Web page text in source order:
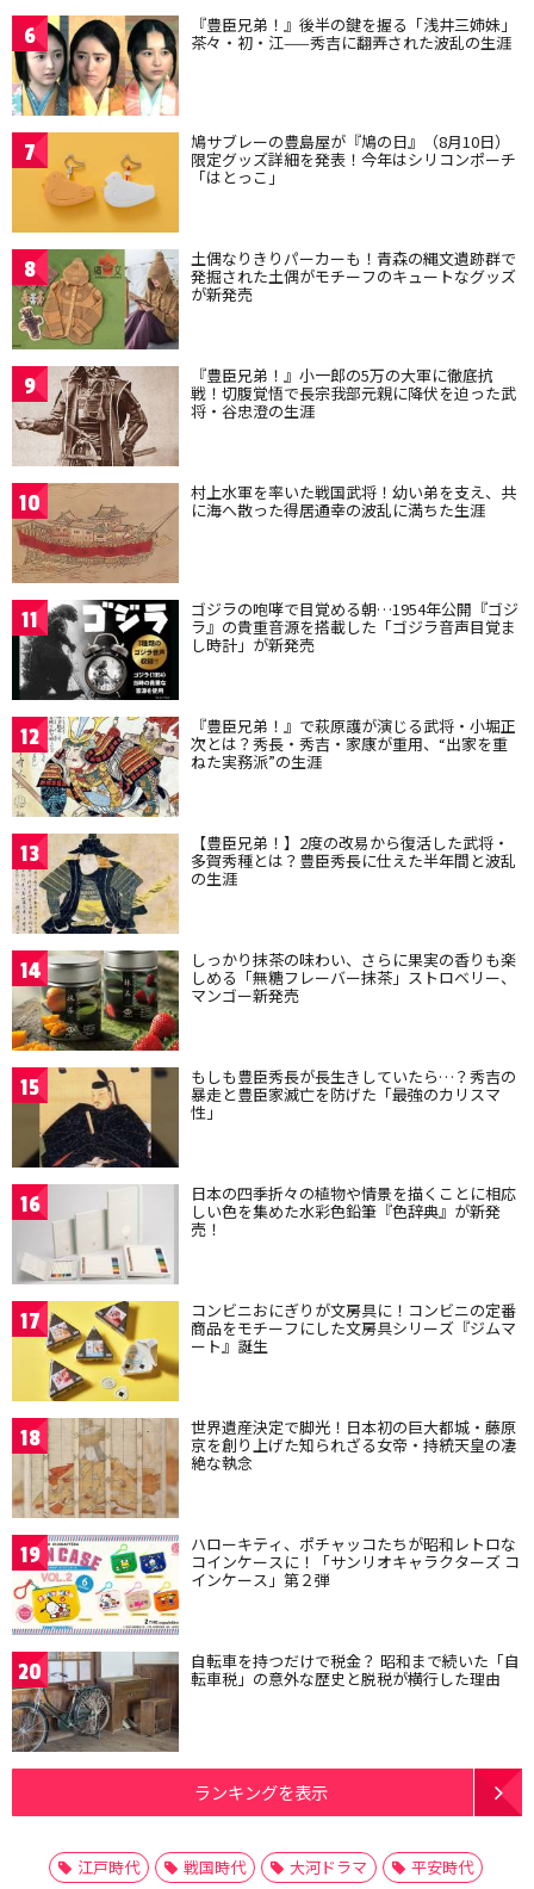
6 『豊臣兄弟！』後半の鍵を握る「浅井三姉妹」
茶々・初・江——秀吉に翻弄された波乱の生涯
7 鳩サブレーの豊島屋が『鳩の日』（8月10日）
限定グッズ詳細を発表！今年はシリコンポーチ
「はとっこ」
8 土偶なりきりパーカーも！青森の縄文遺跡群で
発掘された土偶がモチーフのキュートなグッズ
が新発売
9 『豊臣兄弟！』小一郎の5万の大軍に徹底抗
戦！切腹覚悟で長宗我部元親に降伏を迫った武
将・谷忠澄の生涯
10 村上水軍を率いた戦国武将！幼い弟を支え、共
に海へ散った得居通幸の波乱に満ちた生涯
11 ゴジラの咆哮で目覚める朝…1954年公開『ゴジ
ラ』の貴重音源を搭載した「ゴジラ音声目覚ま
し時計」が新発売
12 『豊臣兄弟！』で萩原護が演じる武将・小堀正
次とは？秀長・秀吉・家康が重用、“出家を重
ねた実務派”の生涯
13 【豊臣兄弟！】2度の改易から復活した武将・
多賀秀種とは？豊臣秀長に仕えた半年間と波乱
の生涯
14 しっかり抹茶の味わい、さらに果実の香りも楽
しめる「無糖フレーバー抹茶」ストロベリー、
マンゴー新発売
15 もしも豊臣秀長が長生きしていたら…？秀吉の
暴走と豊臣家滅亡を防げた「最強のカリスマ
性」
16 日本の四季折々の植物や情景を描くことに相応
しい色を集めた水彩色鉛筆『色辞典』が新発
売！
17 コンビニおにぎりが文房具に！コンビニの定番
商品をモチーフにした文房具シリーズ『ジムマ
ート』誕生
18 世界遺産決定で脚光！日本初の巨大都城・藤原
京を創り上げた知られざる女帝・持統天皇の凄
絶な執念
19 ハローキティ、ポチャッコたちが昭和レトロな
コインケースに！「サンリオキャラクターズ コ
インケース」第２弾
20 自転車を持つだけで税金？ 昭和まで続いた「自
転車税」の意外な歴史と脱税が横行した理由
ランキングを表示
江戸時代 戦国時代 大河ドラマ
平安時代